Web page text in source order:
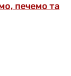
печемо та